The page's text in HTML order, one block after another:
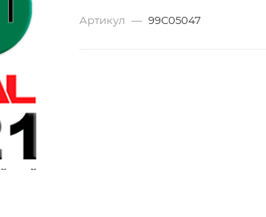
Артикул — 99C05047